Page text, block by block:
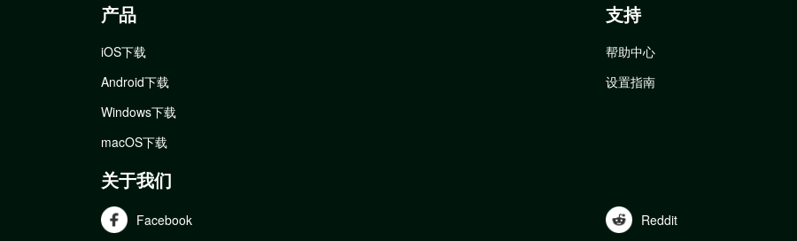
产品
iOS下载
Android下载
Windows下载
macOS下载
支持
帮助中心
设置指南
关于我们
Facebook Reddit